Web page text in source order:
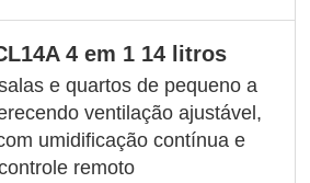
4 em 1 14 litros
e quartos de pequeno a
ventilação ajustável,
umidificação contínua e
remoto